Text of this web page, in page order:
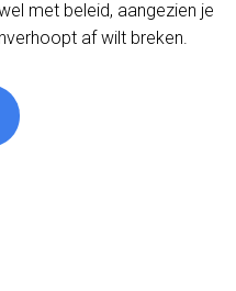
met beleid, aangezien je
af wilt breken.